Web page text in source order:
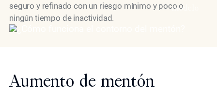
seguro y refinado con un riesgo mínimo y poco o
ningún tiempo de inactividad.
modelo
Aumento de mentón